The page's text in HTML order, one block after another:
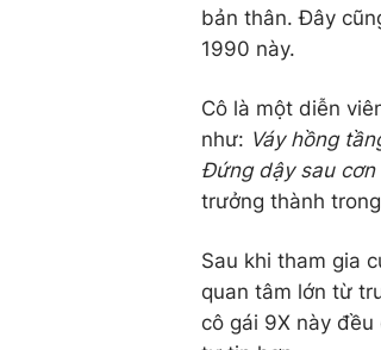
bản thân. Đây
1990 này.
Cô là một diễn
như: Váy hồng
Đứng dậy sau cơn
trưởng thành
Sau khi tham gia
quan tâm lớn từ
cô gái 9X này